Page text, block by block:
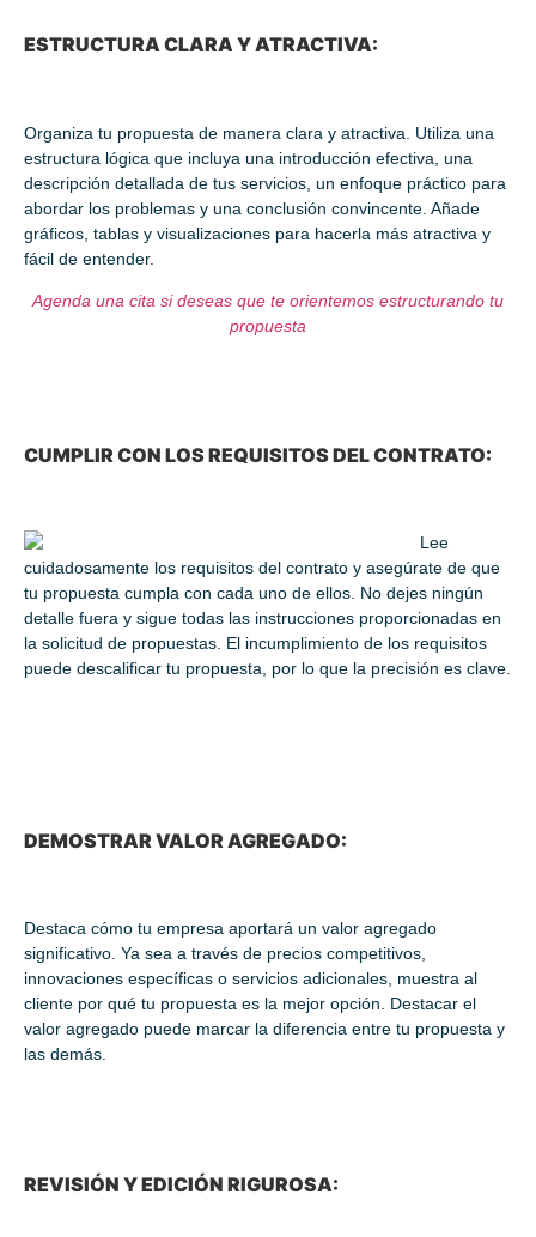
ESTRUCTURA CLARA Y ATRACTIVA:
Organiza tu propuesta de manera clara y atractiva. Utiliza una
estructura lógica que incluya una introducción efectiva, una
descripción detallada de tus servicios, un enfoque práctico para
abordar los problemas y una conclusión convincente. Añade
gráficos, tablas y visualizaciones para hacerla más atractiva y
fácil de entender.
Agenda una cita si deseas que te orientemos estructurando tu
propuesta
CUMPLIR CON LOS REQUISITOS DEL CONTRATO:
Lee
cuidadosamente los requisitos del contrato y asegúrate de que
tu propuesta cumpla con cada uno de ellos. No dejes ningún
detalle fuera y sigue todas las instrucciones proporcionadas en
la solicitud de propuestas. El incumplimiento de los requisitos
puede descalificar tu propuesta, por lo que la precisión es clave.
DEMOSTRAR VALOR AGREGADO:
Destaca cómo tu empresa aportará un valor agregado
significativo. Ya sea a través de precios competitivos,
innovaciones específicas o servicios adicionales, muestra al
cliente por qué tu propuesta es la mejor opción. Destacar el
valor agregado puede marcar la diferencia entre tu propuesta y
las demás.
REVISIÓN Y EDICIÓN RIGUROSA: